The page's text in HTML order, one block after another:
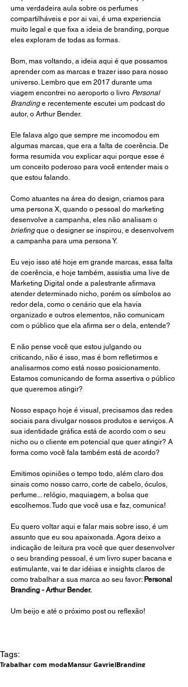
uma verdadeira aula sobre os perfumes
compartilháveis e por ai vai, é uma experiencia
muito legal e que fixa a ideia de branding, porque
eles exploram de todas as formas.
Bom, mas voltando, a ideia aqui é que possamos
aprender com as marcas e trazer isso para nosso
universo. Lembro que em 2017 durante uma
viagem encontrei no aeroporto o livro Personal
Branding e recentemente escutei um podcast do
autor, o Arthur Bender.
Ele falava algo que sempre me incomodou em
algumas marcas, que era a falta de coerência. De
forma resumida vou explicar aqui porque esse é
um conceito poderoso para você entender mais o
que estou falando.
Como atuantes na área do design, criamos para
uma persona X, quando o pessoal do marketing
desenvolve a campanha, eles não analisam o
briefing que o designer se inspirou, e desenvolvem
a campanha para uma persona Y.
Eu vejo isso até hoje em grande marcas, essa falta
de coerência, e hoje também, assistia uma live de
Marketing Digital onde a palestrante afirmava
atender determinado nicho, porém os símbolos ao
redor dela, como o cenário que ela havia
organizado e outros elementos, não comunicam
com o público que ela afirma ser o dela, entende?
E não pense você que estou julgando ou
criticando, não é isso, mas é bom refletirmos e
analisarmos como está nosso posicionamento.
Estamos comunicando de forma assertiva o público
que queremos atingir?
Nosso espaço hoje é visual, precisamos das redes
sociais para divulgar nossos produtos e serviços. A
sua identidade gráfica está de acordo com o seu
nicho ou o cliente em potencial que quer atingir? A
forma como você fala também está de acordo?
Emitimos opiniões o tempo todo, além claro dos
sinais como nosso carro, corte de cabelo, óculos,
perfume... relógio, maquiagem, a bolsa que
escolhemos. Tudo que você usa e faz, comunica!
Eu quero voltar aqui e falar mais sobre isso, é um
assunto que eu sou apaixonada. Agora deixo a
indicação de leitura pra você que quer desenvolver
o seu branding pessoal, é um livro super bacana e
estimulante, vai te dar idéias e insights claros de
como trabalhar a sua marca ao seu favor: Personal
Branding - Arthur Bender.
Um beijo e até o próximo post ou reflexão!
Tags:
Trabalhar com modaMansur GavrielBranding